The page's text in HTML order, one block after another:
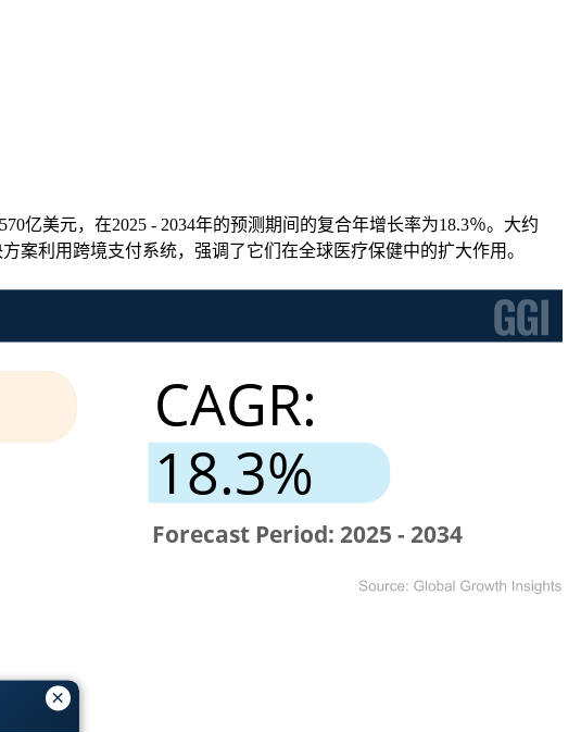
×
亿美元，在2025 - 2034年的预测期间的复合年增长率为18.3％。大约
案利用跨境支付系统，强调了它们在全球医疗保健中的扩大作用。